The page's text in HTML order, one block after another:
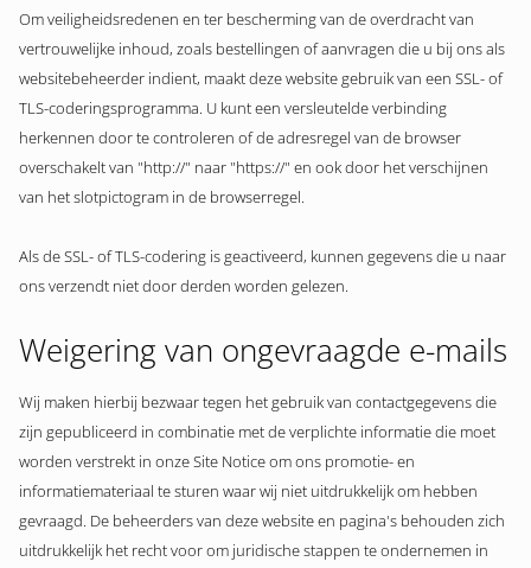
Om veiligheidsredenen en ter bescherming van de overdracht van
vertrouwelijke inhoud, zoals bestellingen of aanvragen die u bij ons als
websitebeheerder indient, maakt deze website gebruik van een SSL- of
TLS-coderingsprogramma. U kunt een versleutelde verbinding
herkennen door te controleren of de adresregel van de browser
overschakelt van "http://" naar "https://" en ook door het verschijnen
van het slotpictogram in de browserregel.
Als de SSL- of TLS-codering is geactiveerd, kunnen gegevens die u naar
ons verzendt niet door derden worden gelezen.
Weigering van ongevraagde e-mails
Wij maken hierbij bezwaar tegen het gebruik van contactgegevens die
zijn gepubliceerd in combinatie met de verplichte informatie die moet
worden verstrekt in onze Site Notice om ons promotie- en
informatiemateriaal te sturen waar wij niet uitdrukkelijk om hebben
gevraagd. De beheerders van deze website en pagina's behouden zich
uitdrukkelijk het recht voor om juridische stappen te ondernemen in